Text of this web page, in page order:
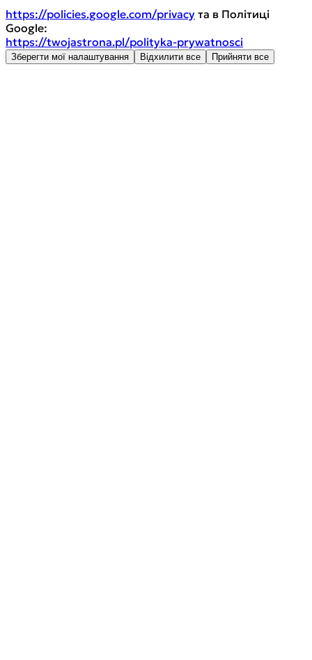
https://policies.google.com/privacy та в Політиці
Google:
https://twojastrona.pl/polityka-prywatnosci
Зберегти мої налаштування Відхилити все Прийняти все